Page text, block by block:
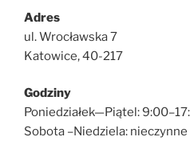
Adres
ul. Wrocławska 7
Katowice, 40-217
Godziny
Poniedziałek—Piątel:
Sobota –Niedziela: nieczynne